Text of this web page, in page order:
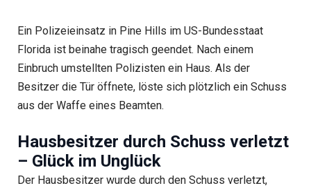
Ein Polizeieinsatz in Pine Hills im US-Bundesstaat
Florida ist beinahe tragisch geendet. Nach einem
Einbruch umstellten Polizisten ein Haus. Als der
Besitzer die Tür öffnete, löste sich plötzlich ein Schuss
aus der Waffe eines Beamten.
Hausbesitzer durch Schuss verletzt
– Glück im Unglück
Der Hausbesitzer wurde durch den Schuss verletzt,